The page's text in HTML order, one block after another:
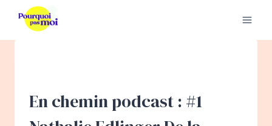
contenu
En chemin podcast : #1